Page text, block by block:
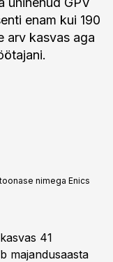
enam kui 190
arv kasvas aga
nimega Enics
41
majandusaasta